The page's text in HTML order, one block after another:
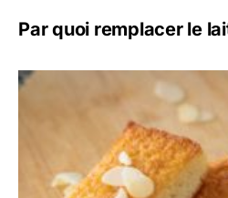
Par quoi remplacer le